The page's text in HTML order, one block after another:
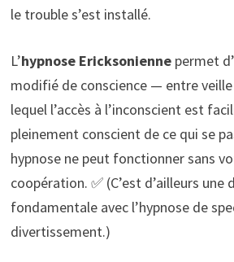
le trouble s’est installé.
L’hypnose Ericksoniennepermet
modifié de conscience — entre
lequel l’accès à l’inconscient est
pleinement conscient de ce qui se
hypnose ne peut fonctionner sans
coopération. ✅ (C’est d’ailleurs une
fondamentale avec l’hypnose de
divertissement.)